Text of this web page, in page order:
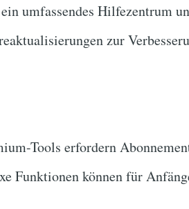
umfassendes Hilfezentrum
zur
Tools erfordern
Funktionen können für